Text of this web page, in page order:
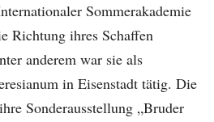
Sommerakademie
Richtung ihres Schaffen
anderem war sie als
in Eisenstadt tätig. Die
Sonderausstellung „Bruder